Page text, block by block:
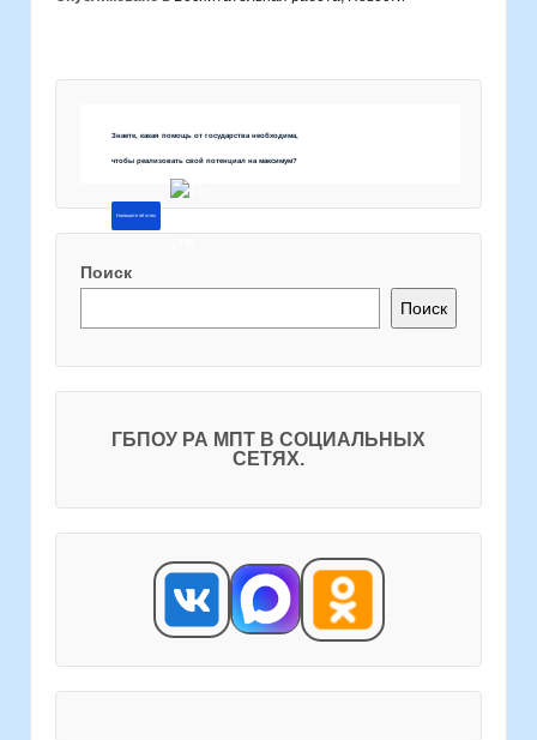
Знаете, какая помощь от государства необходима,
чтобы реализовать свой потенциал на максимум?
Напишите об этом
Поиск
Поиск
ГБПОУ РА МПТ В СОЦИАЛЬНЫХ
СЕТЯХ.